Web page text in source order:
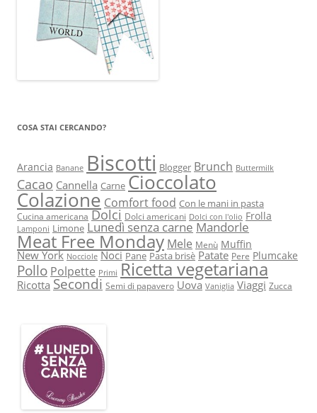
COSA STAI CERCANDO?
Arancia Banane Biscotti Blogger Brunch Buttermilk
Cacao Cannella Carne Cioccolato
Colazione Comfort food Con le mani in pasta
Cucina americana Dolci Dolci americani Dolci con l'olio Frolla
Lamponi Limone Lunedì senza carne Mandorle
Meat Free Monday Mele Menù Muffin
New York Nocciole Noci Pane Pasta brisè Patate Pere Plumcake
Pollo Polpette Primi Ricetta vegetariana
Ricotta Secondi Semi di papavero Uova Vaniglia Viaggi Zucca